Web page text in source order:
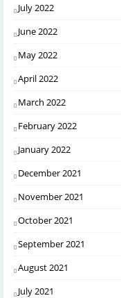
July 2022
June 2022
May 2022
April 2022
March 2022
February 2022
January 2022
December 2021
November 2021
October 2021
September 2021
August 2021
July 2021